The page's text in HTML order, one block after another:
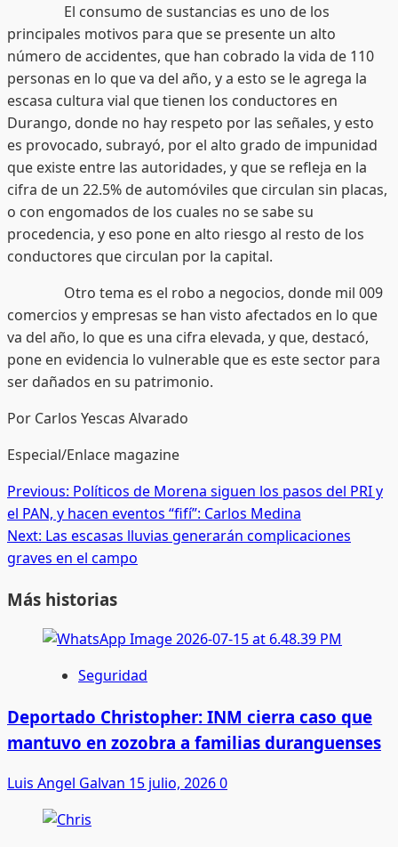
El consumo de sustancias es uno de los
principales motivos para que se presente un alto
número de accidentes, que han cobrado la vida de 110
personas en lo que va del año, y a esto se le agrega la
escasa cultura vial que tienen los conductores en
Durango, donde no hay respeto por las señales, y esto
es provocado, subrayó, por el alto grado de impunidad
que existe entre las autoridades, y que se refleja en la
cifra de un 22.5% de automóviles que circulan sin placas,
o con engomados de los cuales no se sabe su
procedencia, y eso pone en alto riesgo al resto de los
conductores que circulan por la capital.
Otro tema es el robo a negocios, donde mil 009
comercios y empresas se han visto afectados en lo que
va del año, lo que es una cifra elevada, y que, destacó,
pone en evidencia lo vulnerable que es este sector para
ser dañados en su patrimonio.
Por Carlos Yescas Alvarado
Especial/Enlace magazine
Post
navigation
Previous: Políticos de Morena siguen los pasos del PRI y
el PAN, y hacen eventos “fifí”: Carlos Medina
Next: Las escasas lluvias generarán complicaciones
graves en el campo
Más historias
Seguridad
Deportado Christopher: INM cierra caso que
mantuvo en zozobra a familias duranguenses
Luis Angel Galvan 15 julio, 20260